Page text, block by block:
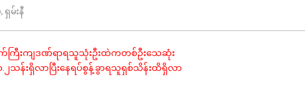
, ရှမ်းနီ
ကြီးကျဒဏ်ရာရသူသုံးဦးထဲကတစ်ဦးသေဆုံး
သန်းရှိလာပြီးနေရပ်စွန့်ခွာရသူရှစ်သိန်းထိရှိလာ